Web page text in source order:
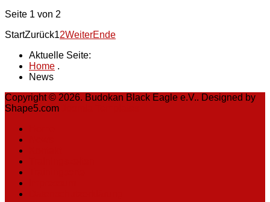
Seite 1 von 2
StartZurück12WeiterEnde
Aktuelle Seite:
Home .
News
Copyright © 2026. Budokan Black Eagle e.V.. Designed by
Shape5.com